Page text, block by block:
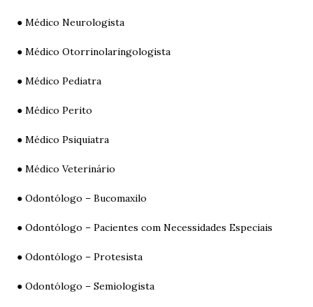
● Médico Neurologista
● Médico Otorrinolaringologista
● Médico Pediatra
● Médico Perito
● Médico Psiquiatra
● Médico Veterinário
● Odontólogo – Bucomaxilo
● Odontólogo – Pacientes com Necessidades Especiais
● Odontólogo – Protesista
● Odontólogo – Semiologista